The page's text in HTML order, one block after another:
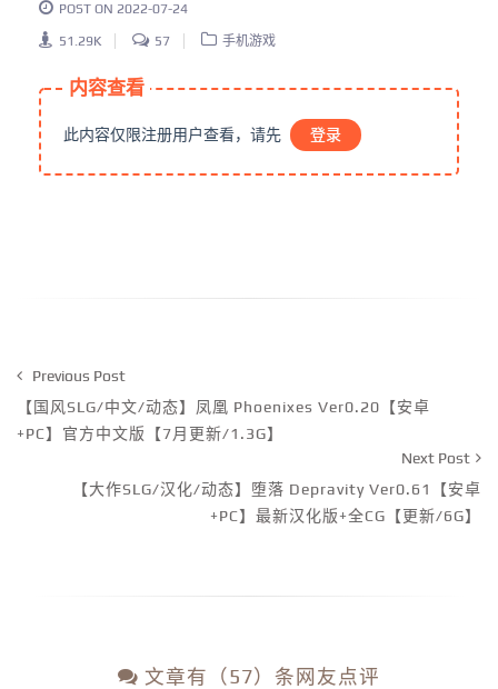
POST ON 2022-07-24
51.29K 57 手机游戏
内容查看
此内容仅限注册用户查看，请先 登录
Previous Post
【国风SLG/中文/动态】凤凰 Phoenixes Ver0.20【安卓
+PC】官方中文版【7月更新/1.3G】
Next Post
【大作SLG/汉化/动态】堕落 Depravity Ver0.61【安卓
+PC】最新汉化版+全CG【更新/6G】
文章有（57）条网友点评